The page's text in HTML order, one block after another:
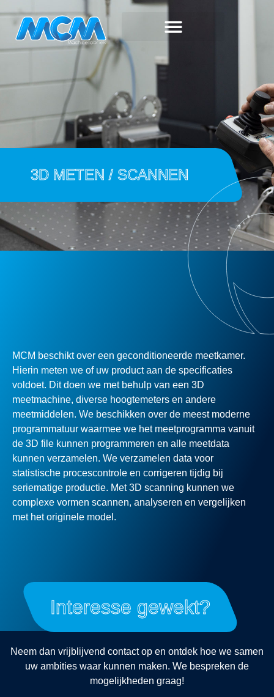
3D METEN / SCANNEN
MCM beschikt over een geconditioneerde meetkamer.
Hierin meten we of uw product aan de specificaties
voldoet. Dit doen we met behulp van een 3D
meetmachine, diverse hoogtemeters en andere
meetmiddelen. We beschikken over de meest moderne
programmatuur waarmee we het meetprogramma vanuit
de 3D file kunnen programmeren en alle meetdata
kunnen verzamelen. We verzamelen data voor
statistische procescontrole en corrigeren tijdig bij
seriematige productie. Met 3D scanning kunnen we
complexe vormen scannen, analyseren en vergelijken
met het originele model.
Interesse gewekt?
Neem dan vrijblijvend contact op en ontdek hoe we samen
uw ambities waar kunnen maken. We bespreken de
mogelijkheden graag!